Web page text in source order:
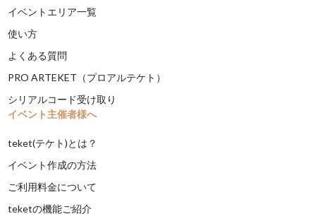
イベントエリア一覧
使い方
よくある質問
PRO ARTEKET（プロアルテケト）
シリアルコード受け取り
イベント主催者様へ
teket(テケト)とは？
イベント作成の方法
ご利用料金について
teketの機能ご紹介